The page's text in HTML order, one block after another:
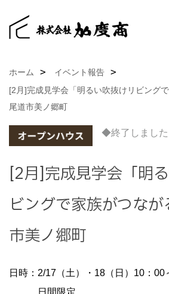
ホーム
イベント報告
[2月]完成見学会「明るい吹抜けリビング
尾道市美ノ郷町
◆終了しました
[2月]完成見学会「明
ビングで家族がつな
市美ノ郷町
日時：2/17（土）・18（日）10：00
日間限定